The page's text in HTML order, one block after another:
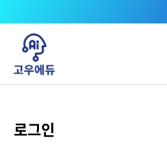
건너뛰기
로그인